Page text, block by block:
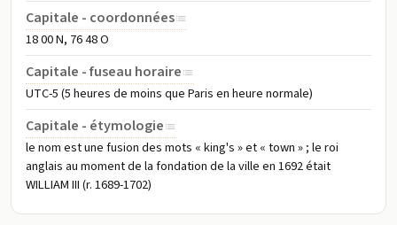
Capitale - coordonnées
18 00 N, 76 48 O
Capitale - fuseau horaire
UTC-5 (5 heures de moins que Paris en heure normale)
Capitale - étymologie
le nom est une fusion des mots « king's » et « town » ; le roi
anglais au moment de la fondation de la ville en 1692 était
WILLIAM III (r. 1689-1702)